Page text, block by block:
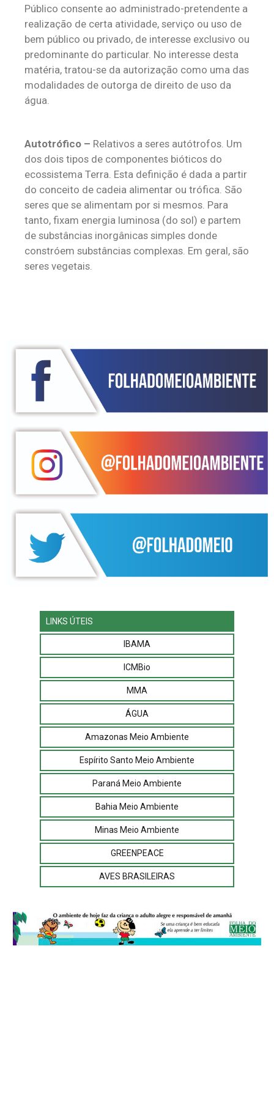
Público consente ao administrado-pretendente a
realização de certa atividade, serviço ou uso de
bem público ou privado, de interesse exclusivo ou
predominante do particular. No interesse desta
matéria, tratou-se da autorização como uma das
modalidades de outorga de direito de uso da
água.
Autotrófico – Relativos a seres autótrofos. Um
dos dois tipos de componentes bióticos do
ecossistema Terra. Esta definição é dada a partir
do conceito de cadeia alimentar ou trófica. São
seres que se alimentam por si mesmos. Para
tanto, fixam energia luminosa (do sol) e partem
de substâncias inorgânicas simples donde
constróem substâncias complexas. Em geral, são
seres vegetais.
LINKS ÚTEIS
IBAMA
ICMBio
MMA
ÁGUA
Amazonas Meio Ambiente
Espírito Santo Meio Ambiente
Paraná Meio Ambiente
Bahia Meio Ambiente
Minas Meio Ambiente
GREENPEACE
AVES BRASILEIRAS